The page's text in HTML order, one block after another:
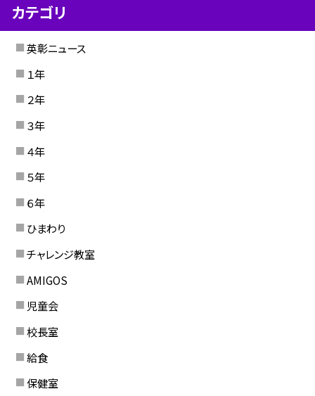
カテゴリ
英彰ニュース
１年
２年
３年
４年
５年
６年
ひまわり
チャレンジ教室
AMIGOS
児童会
校長室
給食
保健室